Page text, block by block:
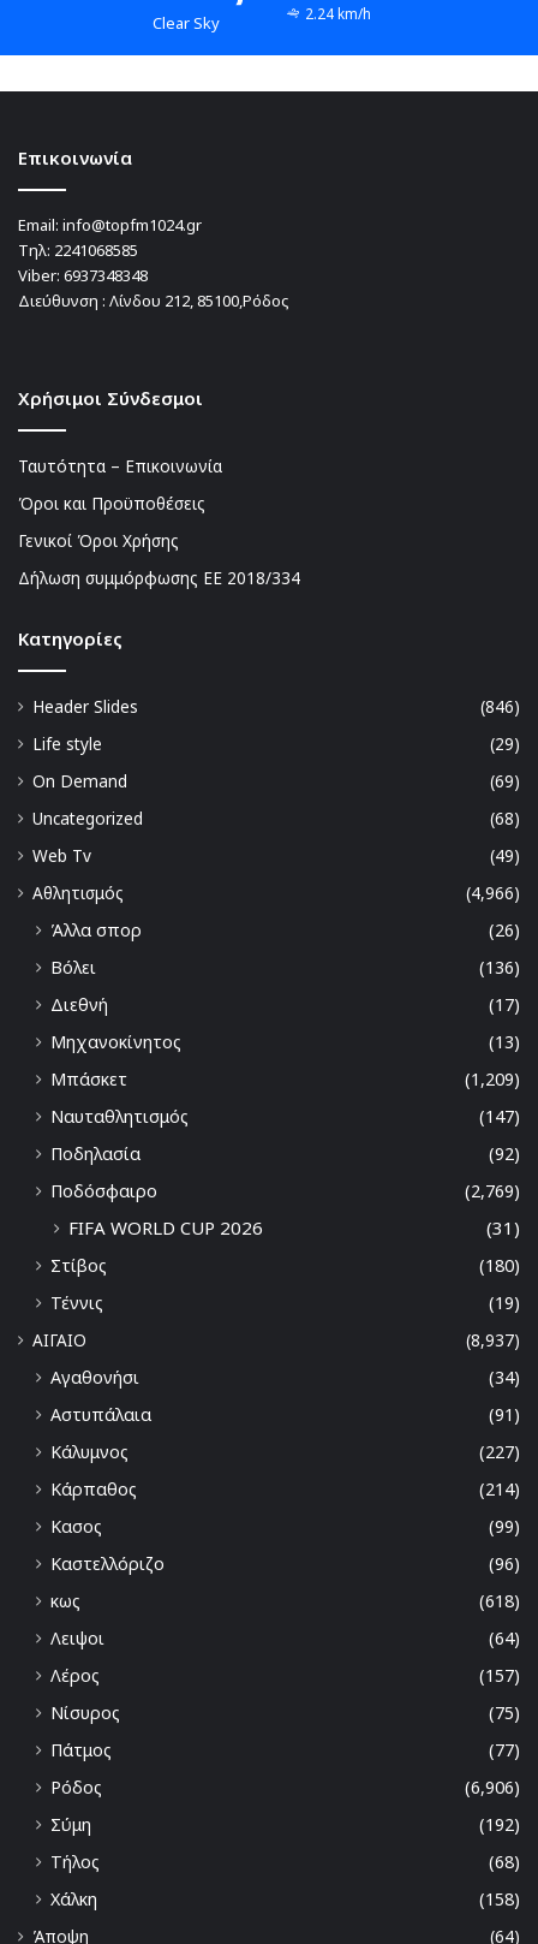
Clear Sky
2.24 km/h
Επικοινωνία
Email: info@topfm1024.gr
Τηλ: 2241068585
Viber: 6937348348
Διεύθυνση : Λίνδου 212, 85100,Ρόδος
Χρήσιμοι Σύνδεσμοι
Ταυτότητα – Επικοινωνία
Όροι και Προϋποθέσεις
Γενικοί Όροι Χρήσης
Δήλωση συμμόρφωσης ΕΕ 2018/334
Kατηγορίες
Header Slides
(846)
Life style
(29)
On Demand
(69)
Uncategorized
(68)
Web Tv
(49)
Αθλητισμός
(4,966)
Άλλα σπορ
(26)
Βόλει
(136)
Διεθνή
(17)
Μηχανοκίνητος
(13)
Μπάσκετ
(1,209)
Ναυταθλητισμός
(147)
Ποδηλασία
(92)
Ποδόσφαιρο
(2,769)
FIFA WORLD CUP 2026 (31)
Στίβος
(180)
Τέννις
(19)
ΑΙΓΑΙΟ
(8,937)
Αγαθονήσι
(34)
Αστυπάλαια
(91)
Κάλυμνος
(227)
Κάρπαθος
(214)
Κασος
(99)
Καστελλόριζο
(96)
κως
(618)
Λειψοι
(64)
Λέρος
(157)
Νίσυρος
(75)
Πάτμος
(77)
Ρόδος
(6,906)
Σύμη
(192)
Τήλος
(68)
Χάλκη
(158)
Άποψη
(64)